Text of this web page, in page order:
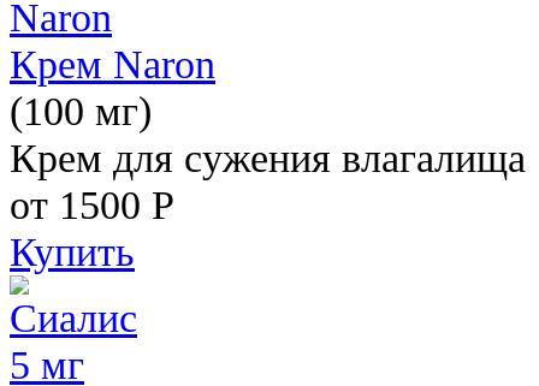
Крем Naron
(100 мг)
Крем для сужения влагалища
от 1500 Р
Купить